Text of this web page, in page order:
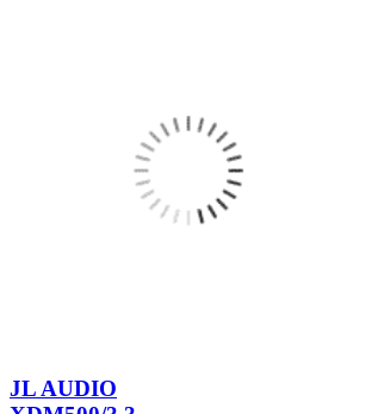
JL AUDIO